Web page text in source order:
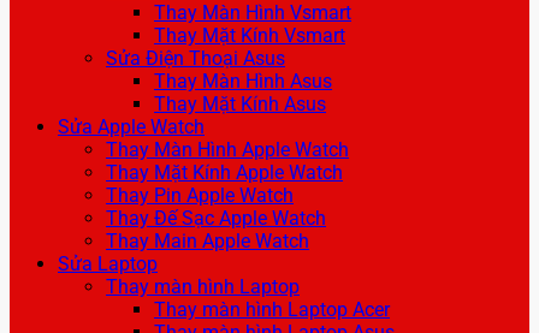
Thay Màn Hình Vsmart
Thay Mặt Kính Vsmart
Sửa Điện Thoại Asus
Thay Màn Hình Asus
Thay Mặt Kính Asus
Sửa Apple Watch
Thay Màn Hình Apple Watch
Thay Mặt Kính Apple Watch
Thay Pin Apple Watch
Thay Đế Sạc Apple Watch
Thay Main Apple Watch
Sửa Laptop
Thay màn hình Laptop
Thay màn hình Laptop Acer